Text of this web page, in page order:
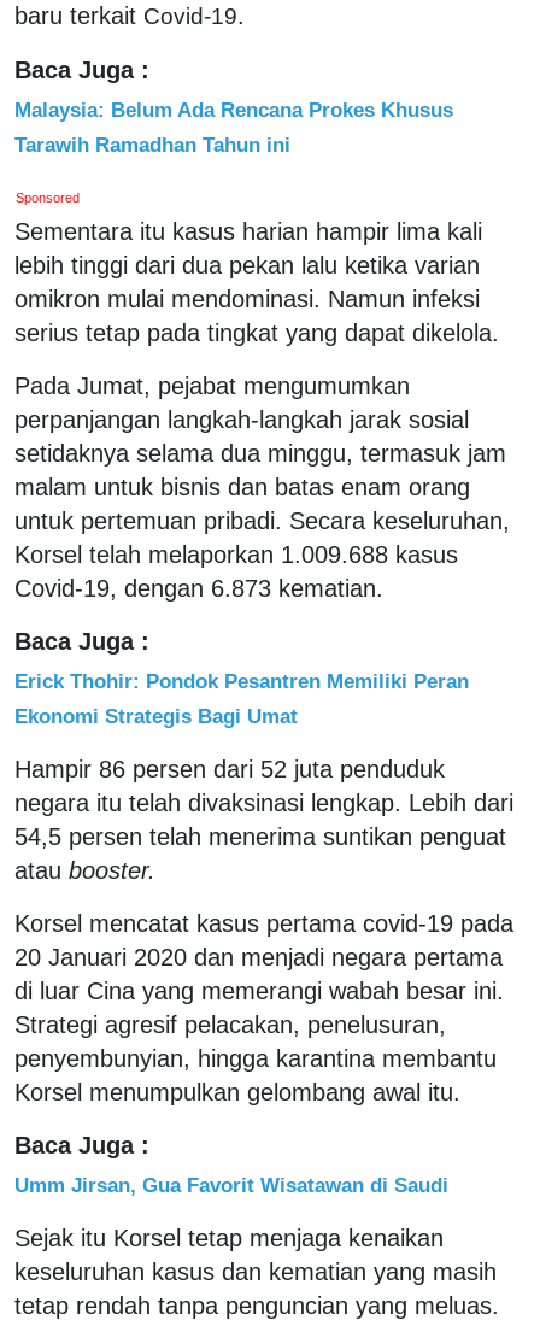
baru terkait Covid-19.
Baca Juga :
Malaysia: Belum Ada Rencana Prokes Khusus
Tarawih Ramadhan Tahun ini
Sponsored
Sementara itu kasus harian hampir lima kali
lebih tinggi dari dua pekan lalu ketika varian
omikron mulai mendominasi. Namun infeksi
serius tetap pada tingkat yang dapat dikelola.
Pada Jumat, pejabat mengumumkan
perpanjangan langkah-langkah jarak sosial
setidaknya selama dua minggu, termasuk jam
malam untuk bisnis dan batas enam orang
untuk pertemuan pribadi. Secara keseluruhan,
Korsel telah melaporkan 1.009.688 kasus
Covid-19, dengan 6.873 kematian.
Baca Juga :
Erick Thohir: Pondok Pesantren Memiliki Peran
Ekonomi Strategis Bagi Umat
Hampir 86 persen dari 52 juta penduduk
negara itu telah divaksinasi lengkap. Lebih dari
54,5 persen telah menerima suntikan penguat
atau booster.
Korsel mencatat kasus pertama covid-19 pada
20 Januari 2020 dan menjadi negara pertama
di luar Cina yang memerangi wabah besar ini.
Strategi agresif pelacakan, penelusuran,
penyembunyian, hingga karantina membantu
Korsel menumpulkan gelombang awal itu.
Baca Juga :
Umm Jirsan, Gua Favorit Wisatawan di Saudi
Sejak itu Korsel tetap menjaga kenaikan
keseluruhan kasus dan kematian yang masih
tetap rendah tanpa penguncian yang meluas.